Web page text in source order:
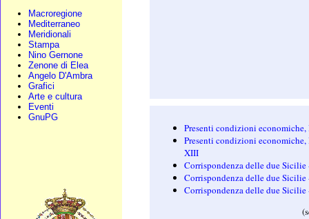
Macroregione
Mediterraneo
Meridionali
Stampa
Nino Gernone
Zenone di Elea
Angelo D'Ambra
Grafici
Arte e cultura
Eventi
GnuPG
Presenti condizioni
Presenti condizioni
XIII
Corrispondenza delle due
Corrispondenza delle due
Corrispondenza delle due